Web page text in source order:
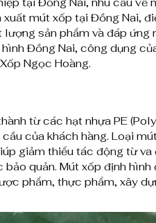
mút xốp tại Đồng Nai,
sản phẩm và đáp ứng
Đồng Nai, công dụng
Ngọc Hoàng.
từ các hạt nhựa PE
của khách hàng. Loại
giảm thiểu tác động từ
quản. Mút xốp định
phẩm, thực phẩm, xây